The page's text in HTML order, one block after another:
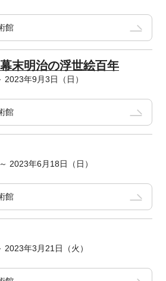
館
末明治の浮世絵百年
年9月3日（日）
館
2023年6月18日（日）
館
年3月21日（火）